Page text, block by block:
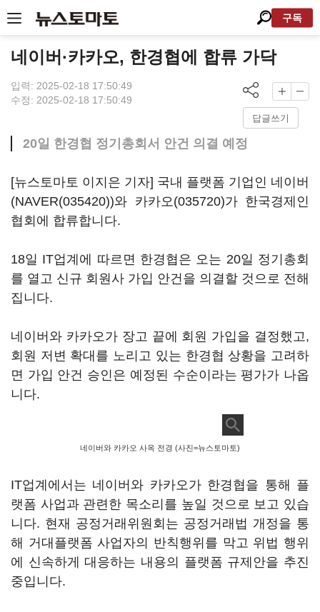
구독
네이버·카카오, 한경협에 합류 가닥
입력: 2025-02-18 17:50:49
수정: 2025-02-18 17:50:49
답글쓰기
20일 한경협 정기총회서 안건 의결 예정
[뉴스토마토 이지은 기자] 국내 플랫폼 기업인 네이버
(NAVER(035420))와 카카오(035720)가 한국경제인
협회에 합류합니다.
18일 IT업계에 따르면 한경협은 오는 20일 정기총회
를 열고 신규 회원사 가입 안건을 의결할 것으로 전해
집니다.
네이버와 카카오가 장고 끝에 회원 가입을 결정했고,
회원 저변 확대를 노리고 있는 한경협 상황을 고려하
면 가입 안건 승인은 예정된 수순이라는 평가가 나옵
니다.
네이버와 카카오 사옥 전경 (사진=뉴스토마토)
IT업계에서는 네이버와 카카오가 한경협을 통해 플
랫폼 사업과 관련한 목소리를 높일 것으로 보고 있습
니다. 현재 공정거래위원회는 공정거래법 개정을 통
해 거대플랫폼 사업자의 반칙행위를 막고 위법 행위
에 신속하게 대응하는 내용의 플랫폼 규제안을 추진
중입니다.